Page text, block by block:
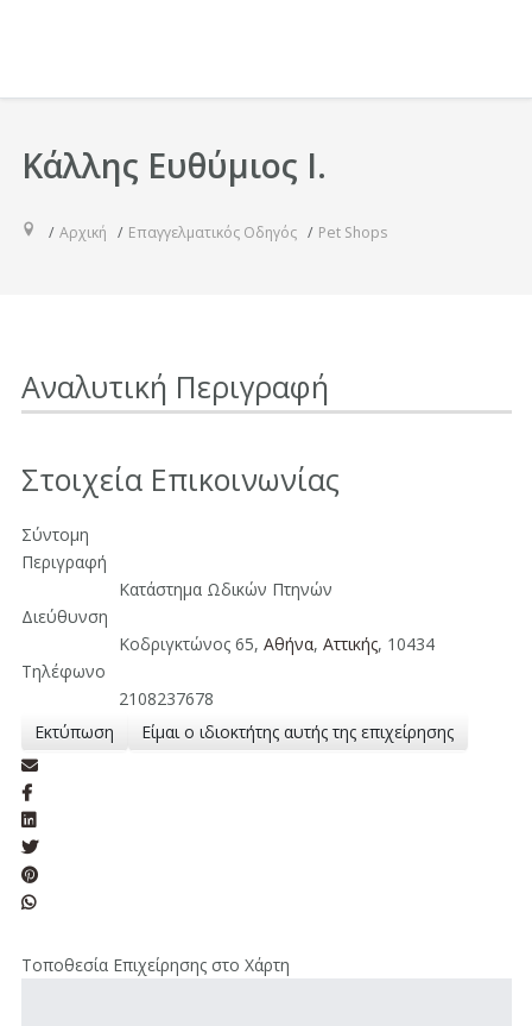
Κάλλης Ευθύμιος Ι.
Αρχική Επαγγελματικός Οδηγός Pet Shops
Αναλυτική Περιγραφή
Στοιχεία Επικοινωνίας
Σύντομη
Περιγραφή
Κατάστημα Ωδικών Πτηνών
Διεύθυνση
Κοδριγκτώνος 65,Αθήνα,Aττικής, 10434
Τηλέφωνο
2108237678
Εκτύπωση
Είμαι ο ιδιοκτήτης αυτής της επιχείρησης
Τοποθεσία Επιχείρησης στο Χάρτη